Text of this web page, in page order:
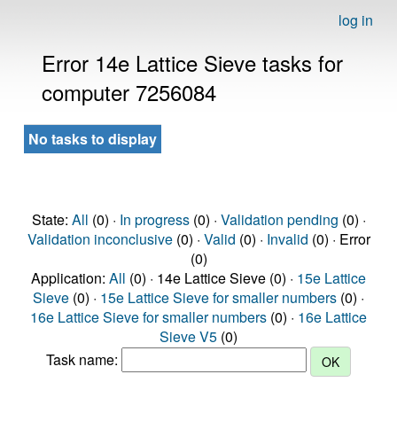
log in
Error 14e Lattice Sieve tasks for
computer 7256084
No tasks to display
State: All (0) · In progress(0) · Validation pending (0) ·
Validation inconclusive(0) · Valid (0) · Invalid (0) · Error
(0)
Application: All (0) · 14e Lattice Sieve (0) · 15e Lattice
Sieve (0) · 15e Lattice Sieve for smaller numbers (0) ·
16e Lattice Sieve for smaller numbers (0) · 16e Lattice
Sieve V5 (0)
Task name: